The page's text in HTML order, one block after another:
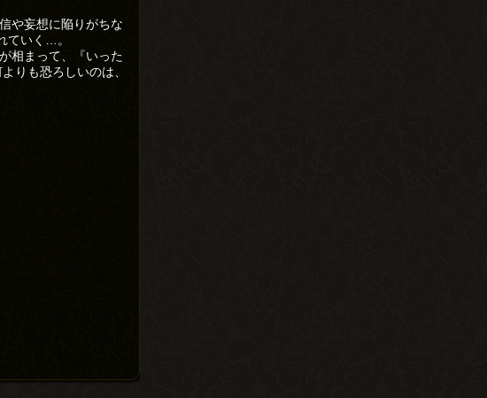
や妄想に陥りがちな
ていく…。
相まって、『いった
りも恐ろしいのは、